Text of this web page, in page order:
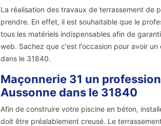
La réalisation des travaux de terrassement de
prendre. En effet, il est souhaitable que le
tous les matériels indispensables afin de
web. Sachez que c'est l'occasion pour avoir
dans le 31840.
Maçonnerie 31 un
Aussonne dans le 31840
Afin de construire votre piscine en béton,
doit être préalablement creusé. Le